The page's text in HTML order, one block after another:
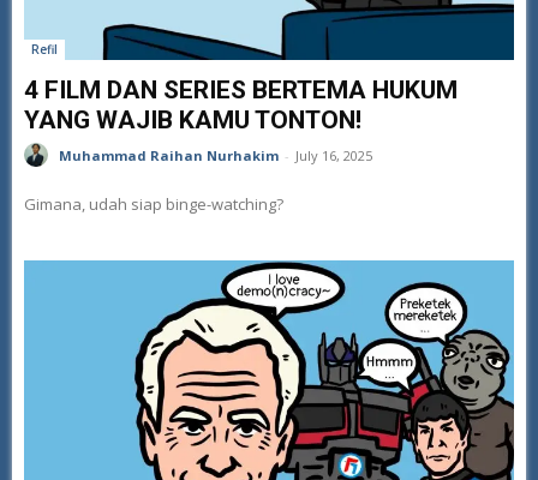
Refil
4 FILM DAN SERIES BERTEMA HUKUM
YANG WAJIB KAMU TONTON!
Muhammad Raihan Nurhakim - July 16, 2025
Gimana, udah siap binge-watching?